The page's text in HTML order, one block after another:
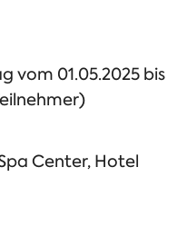
vom 01.05.2025 bis
Center, Hotel